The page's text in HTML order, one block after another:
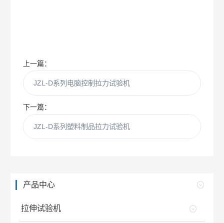
上一篇：
JZL-D系列电脑控制拉力试验机
下一篇：
JZL-D系列塑料制品拉力试验机
产品中心
拉伸试验机